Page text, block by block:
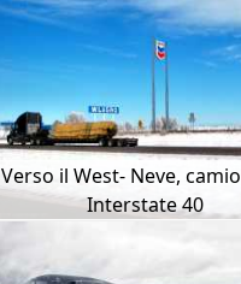
Verso il West- Neve,
Interstate 40